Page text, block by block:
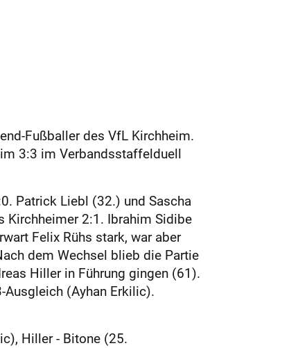
Fußballer des VfL Kirchheim.
3:3 im Verbandsstaffelduell
Patrick Liebl (32.) und Sascha
Kirchheimer 2:1. Ibrahim Sidibe
Felix Rühs stark, war aber
dem Wechsel blieb die Partie
Hiller in Führung gingen (61).
(Ayhan Erkilic).
Hiller - Bitone (25.